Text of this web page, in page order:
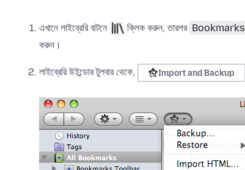
এখানে লাইব্রেরি বাটনে ক্লিক করুন, তারপর Bookmarks
করুন।
লাইব্রেরি উইন্ডোর টুলবার থেকে, Import and Backup